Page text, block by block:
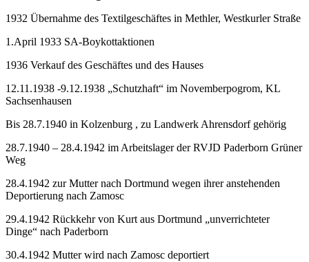
1932 Übernahme des Textilgeschäftes in Methler, Westkurler Straße
1.April 1933 SA-Boykottaktionen
1936 Verkauf des Geschäftes und des Hauses
12.11.1938 -9.12.1938 „Schutzhaft“ im Novemberpogrom, KL
Sachsenhausen
Bis 28.7.1940 in Kolzenburg , zu Landwerk Ahrensdorf gehörig
28.7.1940 – 28.4.1942 im Arbeitslager der RVJD Paderborn Grüner
Weg
28.4.1942 zur Mutter nach Dortmund wegen ihrer anstehenden
Deportierung nach Zamosc
29.4.1942 Rückkehr von Kurt aus Dortmund „unverrichteter
Dinge“ nach Paderborn
30.4.1942 Mutter wird nach Zamosc deportiert